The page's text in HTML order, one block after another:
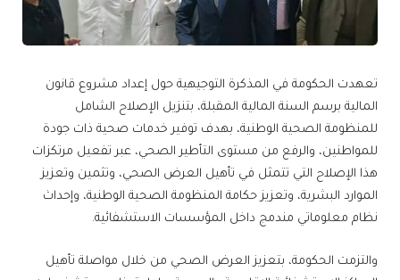
تعهدت الحكومة في المذكرة التوجيهية حول إعداد مشروع قانون
المالية برسم السنة المالية المقبلة، بتنزيل الإصلاح الشامل
للمنظومة الصحية الوطنية، بهدف توفير خدمات صحية ذات جودة
للمواطنين، والرفع من مستوى التأطير الصحي، عبر تفعيل مرتكزات
هذا الإصلاح التي تتمثل في تأهيل العرض الصحي، وتثمين وتعزيز
الموارد البشرية، وتعزيز حكامة المنظومة الصحية الوطنية، وإحداث
نظام معلوماتي مندمج داخل المؤسسات الاستشفائية.
والتزمت الحكومة، بتعزيز العرض الصحي من خلال مواصلة تأهيل